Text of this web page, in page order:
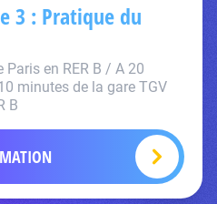
3 : Pratique du
en RER B / A 20
minutes de la gare TGV
B